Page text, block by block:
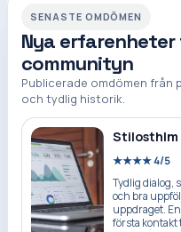
SENASTE OMDÖMEN
Nya
communityn
Publicerade omdömen
och tydlig historik.
Stilosthlm
★★★★ 4/5
Tydlig dialog,
och bra
uppdraget.
första kontakt